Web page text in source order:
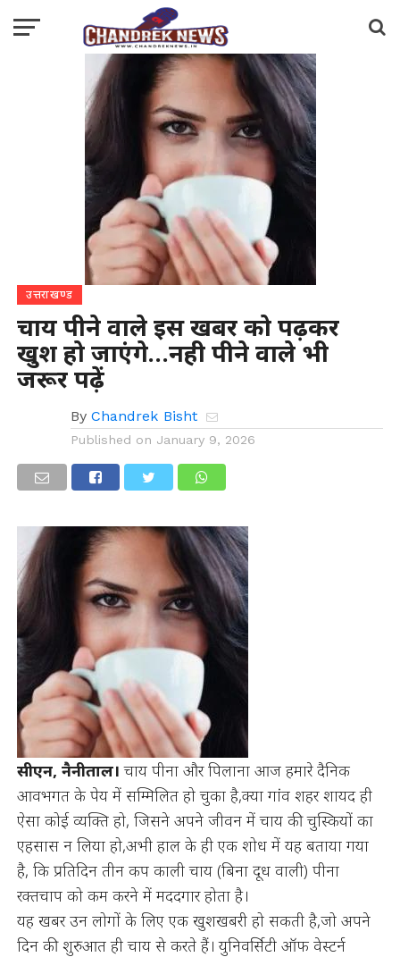
उत्तराखण्ड
चाय पीने वाले इस खबर को पढ़कर
खुश हो जाएंगे…नही पीने वाले भी
जरूर पढ़ें
By Chandrek Bisht
Published on January 9, 2026
सीएन, नैनीताल।चाय पीना और पिलाना आज हमारे दैनिक
आवभगत के पेय में सम्मिलित हो चुका है,क्या गांव शहर शायद ही
ऐसा कोई व्यक्ति हो, जिसने अपने जीवन में चाय की चुस्कियों का
एहसास न लिया हो,अभी हाल के ही एक शोध में यह बताया गया
है, कि प्रतिदिन तीन कप काली चाय (बिना दूध वाली) पीना
रक्तचाप को कम करने में मददगार होता है।
यह खबर उन लोगों के लिए एक खुशखबरी हो सकती है,जो अपने
दिन की शुरुआत ही चाय से करते हैं। युनिवर्सिटी ऑफ वेस्टर्न